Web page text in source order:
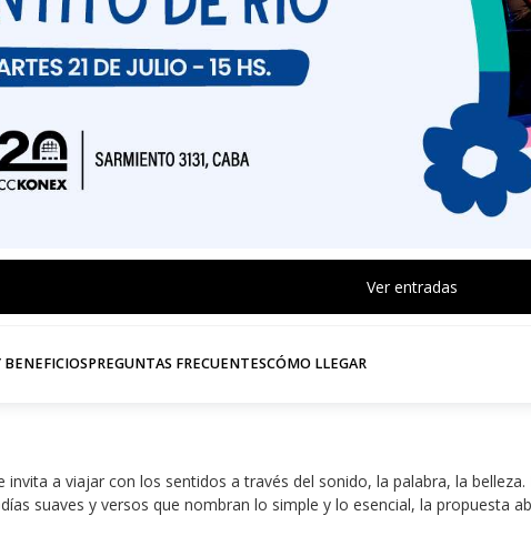
Ver entradas
BENEFICIOSPREGUNTAS FRECUENTESCÓMO LLEGAR
invita a viajar con los sentidos a través del sonido, la palabra, la
suaves y versos que nombran lo simple y lo esencial, la propuesta